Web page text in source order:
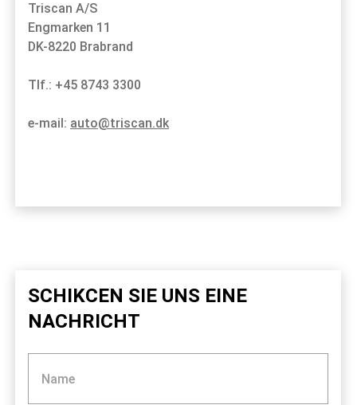
Triscan A/S
Engmarken 11
DK-8220 Brabrand
Tlf.: +45 8743 3300
e-mail: auto@triscan.dk
SCHIKCEN SIE UNS EINE
NACHRICHT